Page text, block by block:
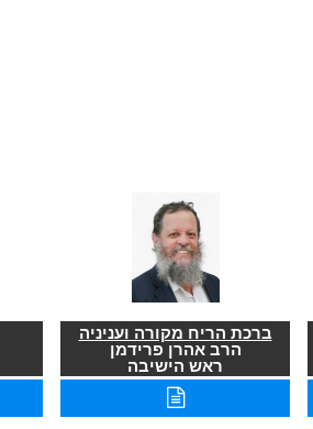
ברכת הריח מקורה ועניניה
הרב אהרן פרידמן
ראש הישיבה